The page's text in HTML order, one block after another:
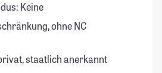
Keine
ohne NC
staatlich anerkannt